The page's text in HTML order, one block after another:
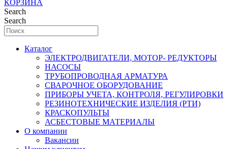
КОРЗИНА
Search
Search
Каталог
ЭЛЕКТРОДВИГАТЕЛИ, МОТОР- РЕДУКТОРЫ
НАСОСЫ
ТРУБОПРОВОДНАЯ АРМАТУРА
СВАРОЧНОЕ ОБОРУДОВАНИЕ
ПРИБОРЫ УЧЕТА, КОНТРОЛЯ, РЕГУЛИРОВКИ
РЕЗИНОТЕХНИЧЕСКИЕ ИЗДЕЛИЯ (РТИ)
КРАСКОПУЛЬТЫ
АСБЕСТОВЫЕ МАТЕРИАЛЫ
О компании
Вакансии